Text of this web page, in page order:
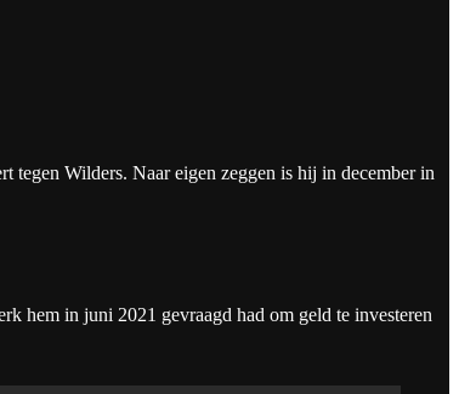
tegen Wilders. Naar eigen zeggen is hij in december in
hem in juni 2021 gevraagd had om geld te investeren